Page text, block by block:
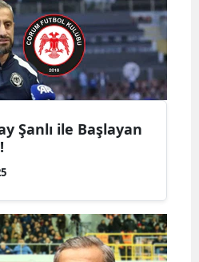
Burdur
Bursa
Çanakkale
Diyarbakır
Edirne
Şanlı ile Başlayan